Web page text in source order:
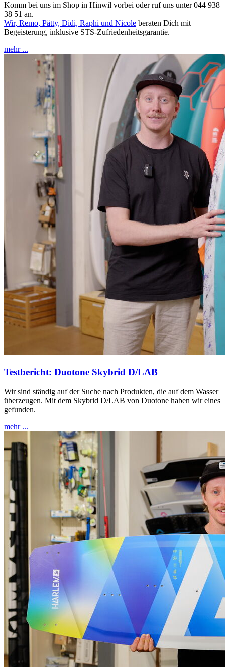
Komm bei uns im Shop in Hinwil vorbei oder ruf uns unter 044 938
38 51 an.
Wir, Remo, Pätty, Didi, Raphi und Nicole beraten Dich mit
Begeisterung, inklusive STS-Zufriedenheitsgarantie.
mehr ...
Testbericht: Duotone Skybrid D/LAB
Wir sind ständig auf der Suche nach Produkten, die auf dem Wasser
überzeugen. Mit dem Skybrid D/LAB von Duotone haben wir eines
gefunden.
mehr ...